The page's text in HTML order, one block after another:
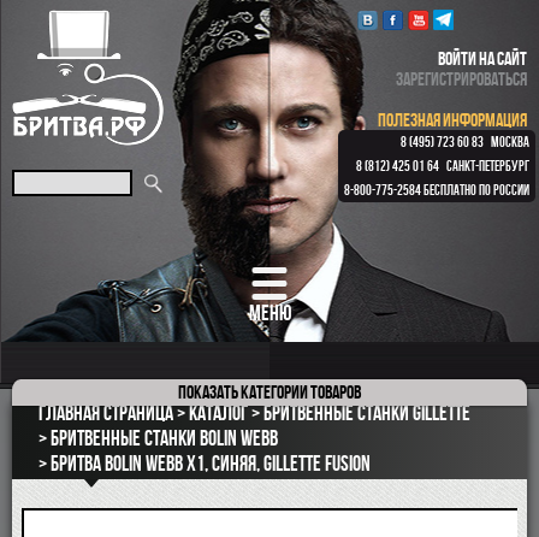
МЕНЮ
ВОЙТИ НА САЙТ
ЗАРЕГИСТРИРОВАТЬСЯ
ПОЛЕЗНАЯ ИНФОРМАЦИЯ
8 (495) 723 60 83 МОСКВА
8 (812) 425 01 64 САНКТ-ПЕТЕРБУРГ
8-800-775-2584 БЕСПЛАТНО ПО РОССИИ
Показатькатегории товаров
ПОДАРОЧНЫЕ НАБОРЫ
ОПАСНЫЕ БРИТВЫ
РЕМНИ
КЛАССИЧЕСКИЕ СТАНКИ
БРИТВЕННЫЕ НАБОРЫ
Главная страница Каталог
Бритвенные станки Gillette
Бритвенные станки Bolin Webb
Бритва Bolin Webb X1, синяя, Gillette Fusion